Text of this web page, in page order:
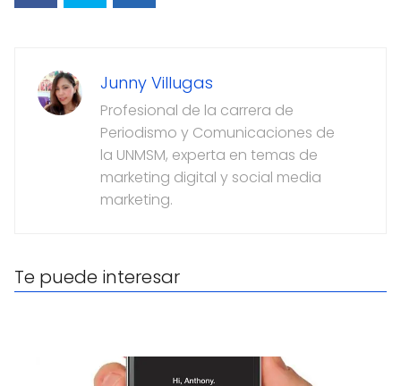
Junny Villugas
Profesional de la carrera de
Periodismo y Comunicaciones de
la UNMSM, experta en temas de
marketing digital y social media
marketing.
Te puede interesar